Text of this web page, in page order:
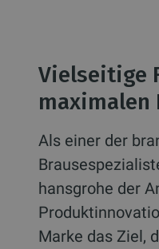
Vielseitige
maximalen
Als einer der
hansgrohe der
Marke das Ziel,